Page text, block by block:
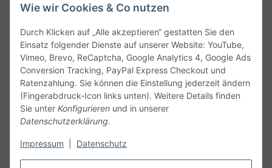
Wie wir Cookies & Co nutzen
Durch Klicken auf „Alle akzeptieren“ gestatten Sie den
Einsatz folgender Dienste auf unserer Website: YouTube,
Vimeo, Brevo, ReCaptcha, Google Analytics 4, Google Ads
Conversion Tracking, PayPal Express Checkout und
Ratenzahlung. Sie können die Einstellung jederzeit ändern
(Fingerabdruck-Icon links unten). Weitere Details finden
Sie unter Konfigurieren und in unserer
Datenschutzerklärung.
Impressum Datenschutz
Service
Gesetzliche Informationen
Alle technischen Angaben ohne Gewähr. Irrtümer und fehlerhafte
Angaben vorbehalten. Wenn Sie Datenblätter oder spezielle
unseren Kundenservice. Abbildungen der Artikel können